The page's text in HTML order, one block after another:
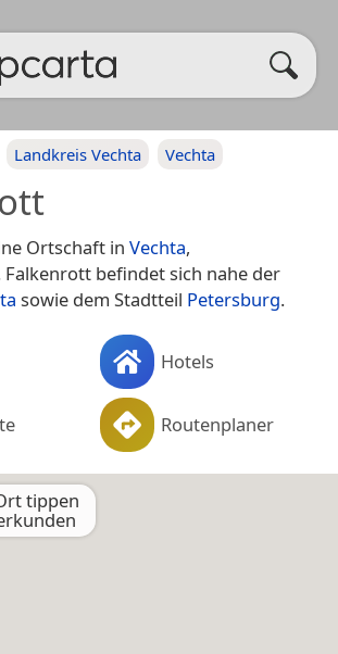
Landkreis Vechta Vechta
Ortschaft in Vechta,
Falkenrott befindet sich nahe der
sowie dem Stadtteil Petersburg.
Hotels
Routenplaner
tippen